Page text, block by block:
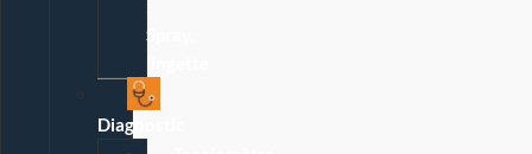
Spray,
Diagnostic